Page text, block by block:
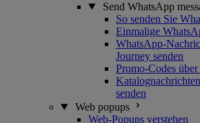
Send WhatsApp
So senden Sie
Einmalige
WhatsApp-
Journey senden
Promo-Codes
senden
Web popups
Web-Popups verstehen